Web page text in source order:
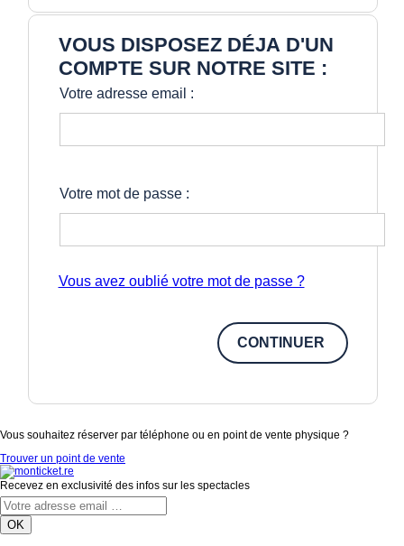
VOUS DISPOSEZ DÉJA D'UN
COMPTE SUR NOTRE SITE :
Votre adresse email :
Votre mot de passe :
Vous avez oublié votre mot de passe ?
Vous souhaitez réserver par téléphone ou en point de vente physique ?
Trouver un point de vente
Recevez en exclusivité des infos sur les spectacles
OK